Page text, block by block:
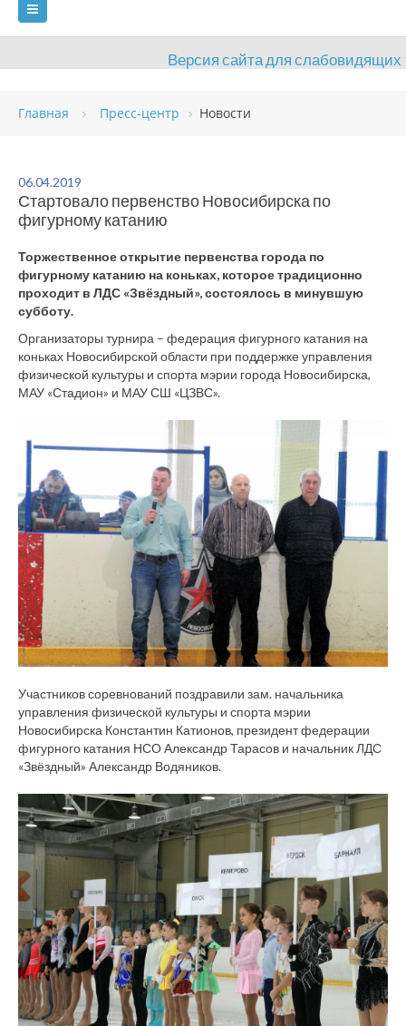
Версия сайта для слабовидящих
ГЛАВНАЯ СВЕДЕНИЯ ОБ УЧРЕЖДЕНИИ
ОБЪЕКТЫ
ОЦЕНКА КАЧЕСТВА ОБРАЗОВАНИЯ
ПЛАТНЫЕ УСЛУГИ КОНТАКТЫ
Главная Пресс-центр Новости
06.04.2019
Стартовало первенство Новосибирска по
фигурному катанию
Торжественное открытие первенства города по
фигурному катанию на коньках, которое традиционно
проходит в ЛДС «Звёздный», состоялось в минувшую
субботу.
Организаторы турнира – федерация фигурного катания на
коньках Новосибирской области при поддержке управления
физической культуры и спорта мэрии города Новосибирска,
МАУ «Стадион» и МАУ СШ «ЦЗВС».
Участников соревнований поздравили зам. начальника
управления физической культуры и спорта мэрии
Новосибирска Константин Катионов, президент федерации
фигурного катания НСО Александр Тарасов и начальник ЛДС
«Звёздный» Александр Водяников.